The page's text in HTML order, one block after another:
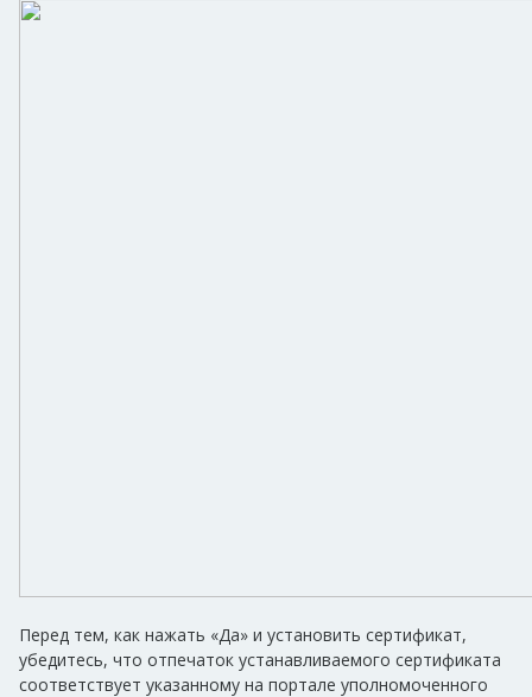
Перед тем, как нажать «Да» и установить сертификат,
убедитесь, что отпечаток устанавливаемого сертификата
соответствует указанному на портале уполномоченного